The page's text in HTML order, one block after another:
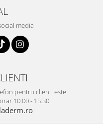
media
pentru clienti este
10:00 - 15:30